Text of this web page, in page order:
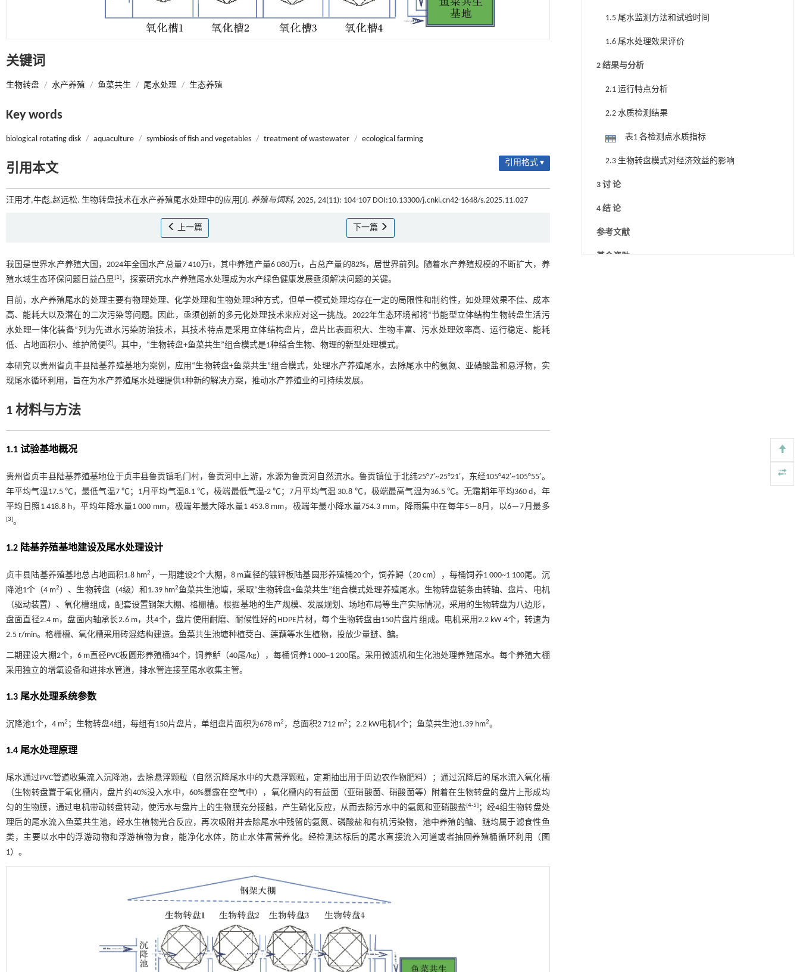
关键词
生物转盘 / 水产养殖 / 鱼菜共生 / 尾水处理 / 生态养殖
Key words
biological rotating disk / aquaculture / symbiosis of fish and vegetables / treatment of wastewater / ecological farming
引用本文 引用格式 ▾
汪用才,牛彪,赵远松. 生物转盘技术在水产养殖尾水处理中的应用[J]. 养殖与饲料, 2025, 24(11): 104-107 DOI:10.13300/j.cnki.cn42-1648/s.2025.11.027
上一篇 下一篇
我国是世界水产养殖大国，2024年全国水产总量7 410万t，其中养殖产量6 080万t，占总产量的82%，居世界前列。随着水产养殖规模的不断扩大，养
殖水域生态环保问题日益凸显[1] ，探索研究水产养殖尾水处理成为水产绿色健康发展亟须解决问题的关键。
目前，水产养殖尾水的处理主要有物理处理、化学处理和生物处理3种方式，但单一模式处理均存在一定的局限性和制约性，如处理效果不佳、成本
高、能耗大以及潜在的二次污染等问题。因此，亟须创新的多元化处理技术来应对这一挑战。2022年生态环境部将“节能型立体结构生物转盘生活污
水处理一体化装备”列为先进水污染防治技术，其技术特点是采用立体结构盘片，盘片比表面积大、生物丰富、污水处理效率高、运行稳定、能耗
低、占地面积小、维护简便[2]。其中，“生物转盘+鱼菜共生”组合模式是1种结合生物、物理的新型处理模式。
本研究以贵州省贞丰县陆基养殖基地为案例，应用“生物转盘+鱼菜共生”组合模式，处理水产养殖尾水，去除尾水中的氨氮、亚硝酸盐和悬浮物，实
现尾水循环利用，旨在为水产养殖尾水处理提供1种新的解决方案，推动水产养殖业的可持续发展。
1 材料与方法
1.1 试验基地概况
贵州省贞丰县陆基养殖基地位于贞丰县鲁贡镇毛门村，鲁贡河中上游，水源为鲁贡河自然流水。鲁贡镇位于北纬25°7′~25°21′，东经105°42′~105°55′。
年平均气温17.5 ℃，最低气温7 ℃；1月平均气温8.1 ℃，极端最低气温-2 ℃；7月平均气温 30.8 ℃，极端最高气温为36.5 ℃。无霜期年平均360 d，年
平均日照1 418.8 h，平均年降水量1 000 mm，极端年最大降水量1 453.8 mm，极端年最小降水量754.3 mm，降雨集中在每年5－8月，以6－7月最多
[3]。
1.2 陆基养殖基地建设及尾水处理设计
贞丰县陆基养殖基地总占地面积1.8 hm2 ，一期建设2个大棚，8 m直径的镀锌板陆基圆形养殖桶20个，饲养鲟（20 cm），每桶饲养1 000~1 100尾。沉
降池1个（4 m2）、生物转盘（4级）和1.39 hm2鱼菜共生池塘，采取“生物转盘+鱼菜共生”组合模式处理养殖尾水。生物转盘链条由转轴、盘片、电机
（驱动装置）、氧化槽组成，配套设置钢架大棚、格栅槽。根据基地的生产规模、发展规划、场地布局等生产实际情况，采用的生物转盘为八边形，
盘面直径2.4 m，盘面内轴承长2.6 m，共4个，盘片使用耐磨、耐候性好的HDPE片材，每个生物转盘由150片盘片组成。电机采用2.2 kW 4个，转速为
2.5 r/min。格栅槽、氧化槽采用砖混结构建造。鱼菜共生池塘种植茭白、莲藕等水生植物，投放少量鲢、鳙。
二期建设大棚2个，6 m直径PVC板圆形养殖桶34个，饲养鲈（40尾/kg），每桶饲养1 000~1 200尾。采用微滤机和生化池处理养殖尾水。每个养殖大棚
采用独立的增氧设备和进排水管道，排水管连接至尾水收集主管。
1.3 尾水处理系统参数
沉降池1个，4 m2 ；生物转盘4组，每组有150片盘片，单组盘片面积为678 m2 ，总面积2 712 m2 ；2.2 kW电机4个；鱼菜共生池1.39 hm2。
1.4 尾水处理原理
尾水通过PVC管道收集流入沉降池，去除悬浮颗粒（自然沉降尾水中的大悬浮颗粒，定期抽出用于周边农作物肥料）；通过沉降后的尾水流入氧化槽
（生物转盘置于氧化槽内，盘片约40%没入水中，60%暴露在空气中），氧化槽内的有益菌（亚硝酸菌、硝酸菌等）附着在生物转盘的盘片上形成均
匀的生物膜，通过电机带动转盘转动，使污水与盘片上的生物膜充分接触，产生硝化反应，从而去除污水中的氨氮和亚硝酸盐[4-5] ；经4组生物转盘处
理后的尾水流入鱼菜共生池，经水生植物光合反应，再次吸附并去除尾水中残留的氨氮、磷酸盐和有机污染物，池中养殖的鳙、鲢均属于滤食性鱼
类，主要以水中的浮游动物和浮游植物为食，能净化水体，防止水体富营养化。经检测达标后的尾水直接流入河道或者抽回养殖桶循环利用（ 图
1）。
1.5 尾水监测方法和试验时间
1.6 尾水处理效果评价
2 结果与分析
2.1 运行特点分析
2.2 水质检测结果
表1 各检测点水质指标
2.3 生物转盘模式对经济效益的影响
3 讨 论
4 结 论
参考文献
基金资助